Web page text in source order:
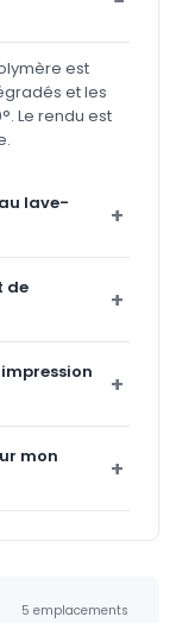
est
et les
Le rendu est
lave-
de
mon
5 emplacements